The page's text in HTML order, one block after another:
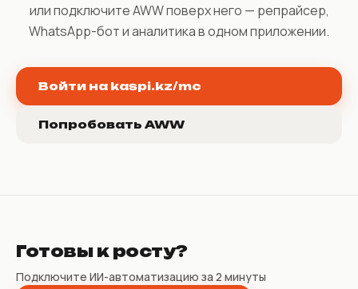
или подключите AWW поверх него — репрайсер,
WhatsApp-бот и аналитика в одном приложении.
Войти на kaspi.kz/mc
Попробовать AWW
Готовы к росту?
Подключите ИИ-автоматизацию за 2 минуты